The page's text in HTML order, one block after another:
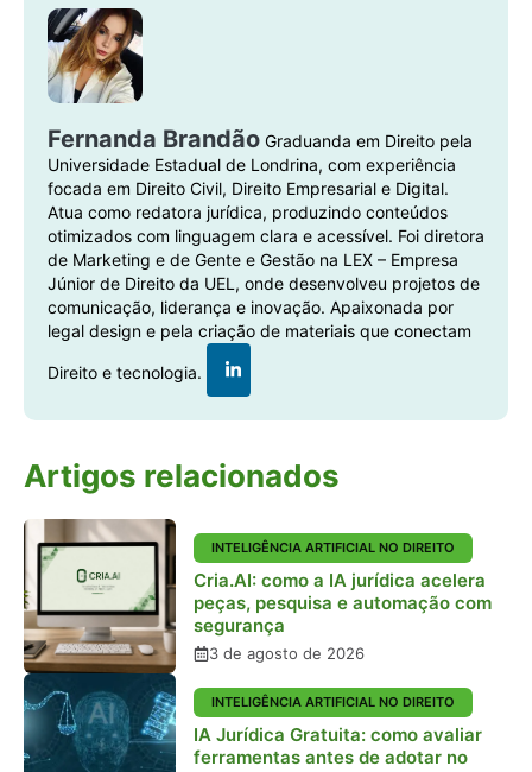
Fernanda Brandão Graduanda em Direito pela
Universidade Estadual de Londrina, com experiência
focada em Direito Civil, Direito Empresarial e Digital.
Atua como redatora jurídica, produzindo conteúdos
otimizados com linguagem clara e acessível. Foi diretora
de Marketing e de Gente e Gestão na LEX – Empresa
Júnior de Direito da UEL, onde desenvolveu projetos de
comunicação, liderança e inovação. Apaixonada por
legal design e pela criação de materiais que conectam
Direito e tecnologia.
Artigos relacionados
INTELIGÊNCIA ARTIFICIAL NO DIREITO
Cria.AI: como a IA jurídica acelera
peças, pesquisa e automação com
segurança
3 de agosto de 2026
INTELIGÊNCIA ARTIFICIAL NO DIREITO
IA Jurídica Gratuita: como avaliar
ferramentas antes de adotar no